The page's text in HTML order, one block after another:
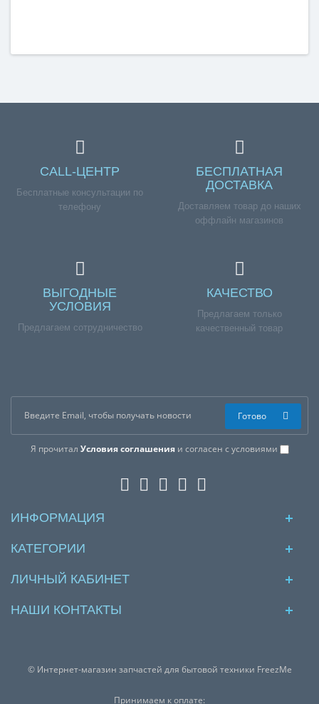
CALL-ЦЕНТР
Бесплатные консультации по
телефону
БЕСПЛАТНАЯ
ДОСТАВКА
Доставляем товар до наших
оффлайн магазинов
ВЫГОДНЫЕ
УСЛОВИЯ
Предлагаем сотрудничество
КАЧЕСТВО
Предлагаем только
качественный товар
Я прочитал Условия соглашенияи согласен с условиями
Готово
ИНФОРМАЦИЯ
КАТЕГОРИИ
ЛИЧНЫЙ КАБИНЕТ
НАШИ КОНТАКТЫ
© Интернет-магазин запчастей для бытовой техники FreezMe
Принимаем к оплате: